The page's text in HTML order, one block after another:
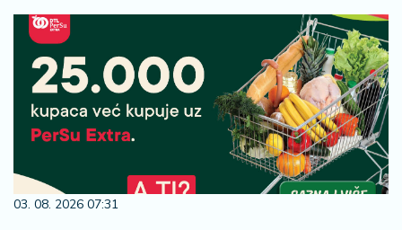
03. 08. 2026 07:31